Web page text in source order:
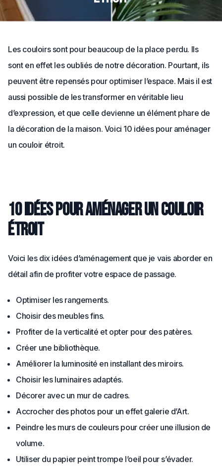
Les couloirs sont pour beaucoup de la place perdu. Ils
sont en effet les oubliés de notre décoration. Pourtant, ils
peuvent être repensés pour optimiser l’espace. Mais il est
aussi possible de les transformer en véritable lieu
d’expression, et que celle devienne un élément phare de
la décoration de la maison. Voici 10 idées pour aménager
un couloir étroit.
10 idées pour aménager un couloir
étroit
Voici les dix idées d’aménagement que je vais aborder en
détail afin de profiter votre espace de passage.
Optimiser les rangements.
Choisir des meubles fins.
Profiter de la verticalité et opter pour des patères.
Créer une bibliothèque.
Améliorer la luminosité en installant des miroirs.
Choisir les luminaires adaptés.
Décorer avec un mur de cadres.
Accrocher des photos pour un effet galerie d’Art.
Peindre les murs de couleurs pour créer une illusion de
volume.
Utiliser du papier peint trompe l’oeil pour s’évader.